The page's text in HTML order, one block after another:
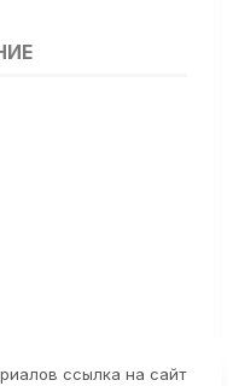
ссылка на сайт